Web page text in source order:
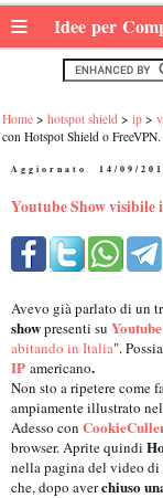
≡ Idee per
Home hotspot shield ip
con Hotspot Shield o FreeVPN.
Aggiornato: 14/09/
Youtube Show visibile
Avevo già parlato di un
showpresenti su
abitando in Italia".
IP americano.
Non sto a ripetere come
ampiamente illustrato
Adesso con
browser. Aprite quindi
nella pagina del video di
che, dopo averchiuso